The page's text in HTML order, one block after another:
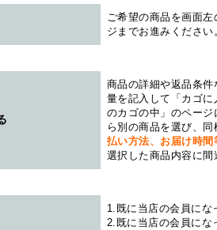
ご希望の商品を画面
ジまでお進みください
商品の詳細や返品条
量を記入して「カゴ
のカゴの中」のペー
ら別の商品を選び、
払い方法、お届け時
選択した商品内容に
1.既に当店の会員にな
2.既に当店の会員にな